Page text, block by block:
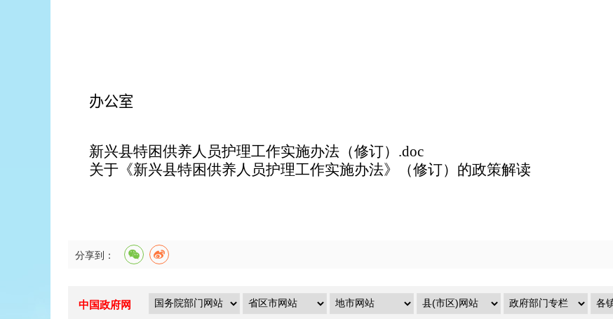
新兴县人
办公室
新兴县特困供养人员护理工作实施办法（修订）.doc
关于《新兴县特困供养人员护理工作实施办法》（修订）的政策解读
分享到：
中国政府网